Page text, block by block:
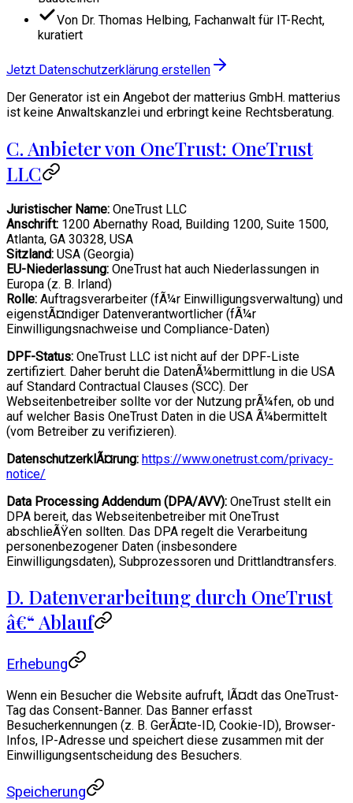
Von Dr. Thomas Helbing, Fachanwalt für IT-Recht,
kuratiert
Jetzt Datenschutzerklärung erstellen
Der Generator ist ein Angebot der matterius GmbH. matterius
ist keine Anwaltskanzlei und erbringt keine Rechtsberatung.
C. Anbieter von OneTrust: OneTrust
LLC
Juristischer Name: OneTrust LLC
Anschrift: 1200 Abernathy Road, Building 1200, Suite 1500,
Atlanta, GA 30328, USA
Sitzland: USA (Georgia)
EU-Niederlassung: OneTrust hat auch Niederlassungen in
Europa (z. B. Irland)
Rolle: Auftragsverarbeiter (fÃ¼r Einwilligungsverwaltung) und
eigenstÃ¤ndiger Datenverantwortlicher (fÃ¼r
Einwilligungsnachweise und Compliance-Daten)
DPF-Status: OneTrust LLC ist nicht auf der DPF-Liste
zertifiziert. Daher beruht die DatenÃ¼bermittlung in die USA
auf Standard Contractual Clauses (SCC). Der
Webseitenbetreiber sollte vor der Nutzung prÃ¼fen, ob und
auf welcher Basis OneTrust Daten in die USA Ã¼bermittelt
(vom Betreiber zu verifizieren).
DatenschutzerklÃ¤rung: https://www.onetrust.com/privacy-
notice/
Data Processing Addendum (DPA/AVV): OneTrust stellt ein
DPA bereit, das Webseitenbetreiber mit OneTrust
abschlieÃŸen sollten. Das DPA regelt die Verarbeitung
personenbezogener Daten (insbesondere
Einwilligungsdaten), Subprozessoren und Drittlandtransfers.
D. Datenverarbeitung durch OneTrust
â€“ Ablauf
Erhebung
Wenn ein Besucher die Website aufruft, lÃ¤dt das OneTrust-
Tag das Consent-Banner. Das Banner erfasst
Besucherkennungen (z. B. GerÃ¤te-ID, Cookie-ID), Browser-
Infos, IP-Adresse und speichert diese zusammen mit der
Einwilligungsentscheidung des Besuchers.
Speicherung